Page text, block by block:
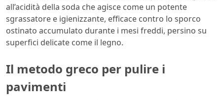
all’acidità della soda che agisce come un potente
sgrassatore e igienizzante, efficace contro lo sporco
ostinato accumulato durante i mesi freddi, persino su
superfici delicate come il legno.
Il metodo greco per pulire i
pavimenti